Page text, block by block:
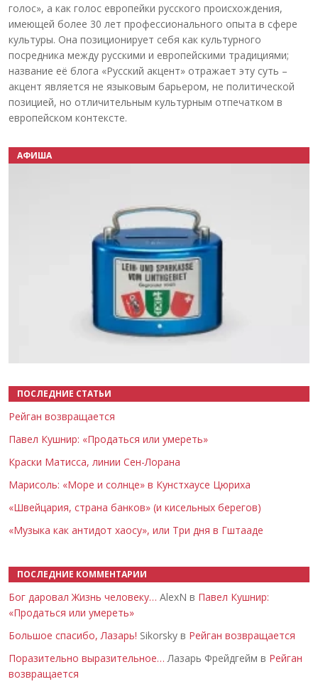
голос», а как голос европейки русского происхождения,
имеющей более 30 лет профессионального опыта в сфере
культуры. Она позиционирует себя как культурного
посредника между русскими и европейскими традициями;
название её блога «Русский акцент» отражает эту суть –
акцент является не языковым барьером, не политической
позицией, но отличительным культурным отпечатком в
европейском контексте.
АФИША
ПОСЛЕДНИЕ СТАТЬИ
Рейган возвращается
Павел Кушнир: «Продаться или умереть»
Краски Матисса, линии Сен-Лорана
Марисоль: «Море и солнце» в Кунстхаусе Цюриха
«Швейцария, страна банков» (и кисельных берегов)
«Музыка как антидот хаосу», или Три дня в Гштааде
ПОСЛЕДНИЕ КОММЕНТАРИИ
Бог даровал Жизнь человеку… AlexN в Павел Кушнир:
«Продаться или умереть»
Большое спасибо, Лазарь! Sikorsky в Рейган возвращается
Поразительно выразительное… Лазарь Фрейдгейм в Рейган
возвращается